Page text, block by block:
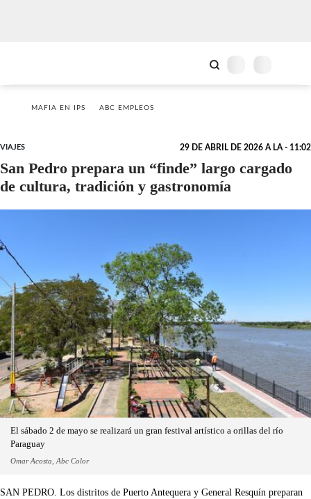
MAFIA EN IPS ABC EMPLEOS
VIAJES 29 DE ABRIL DE 2026 A LA - 11:02
San Pedro prepara un “finde” largo cargado
de cultura, tradición y gastronomía
El sábado 2 de mayo se realizará un gran festival artístico a orillas del río
Paraguay
Omar Acosta, Abc Color
SAN PEDRO. Los distritos de Puerto Antequera y General Resquín preparan